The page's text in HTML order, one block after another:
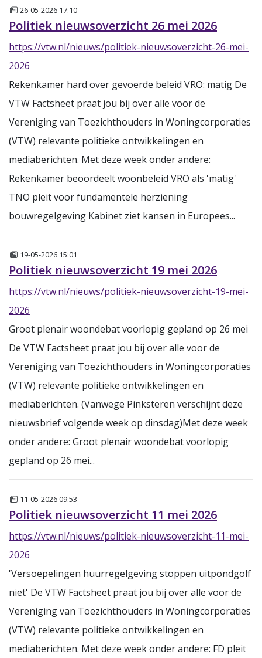
Nieuws
26-05-2026 17:10
Politiek nieuwsoverzicht 26 mei 2026
https://vtw.nl/nieuws/politiek-nieuwsoverzicht-26-mei-
2026
Rekenkamer hard over gevoerde beleid VRO: matig De
VTW Factsheet praat jou bij over alle voor de
Vereniging van Toezichthouders in Woningcorporaties
(VTW) relevante politieke ontwikkelingen en
mediaberichten. Met deze week onder andere:
Rekenkamer beoordeelt woonbeleid VRO als 'matig'
TNO pleit voor fundamentele herziening
bouwregelgeving Kabinet ziet kansen in Europees...
Nieuws
19-05-2026 15:01
Politiek nieuwsoverzicht 19 mei 2026
https://vtw.nl/nieuws/politiek-nieuwsoverzicht-19-mei-
2026
Groot plenair woondebat voorlopig gepland op 26 mei
De VTW Factsheet praat jou bij over alle voor de
Vereniging van Toezichthouders in Woningcorporaties
(VTW) relevante politieke ontwikkelingen en
mediaberichten. (Vanwege Pinksteren verschijnt deze
nieuwsbrief volgende week op dinsdag)Met deze week
onder andere: Groot plenair woondebat voorlopig
gepland op 26 mei...
Nieuws
11-05-2026 09:53
Politiek nieuwsoverzicht 11 mei 2026
https://vtw.nl/nieuws/politiek-nieuwsoverzicht-11-mei-
2026
'Versoepelingen huurregelgeving stoppen uitpondgolf
niet' De VTW Factsheet praat jou bij over alle voor de
Vereniging van Toezichthouders in Woningcorporaties
(VTW) relevante politieke ontwikkelingen en
mediaberichten. Met deze week onder andere: FD pleit